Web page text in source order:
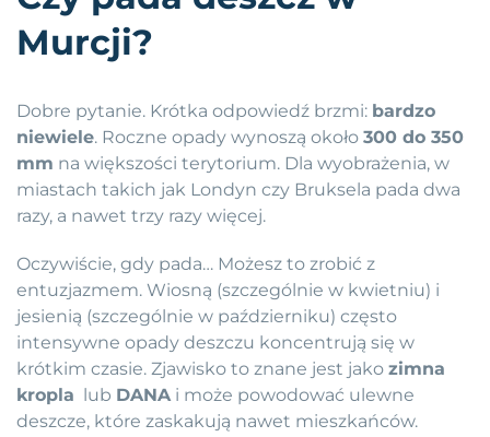
Murcji?
Dobre pytanie. Krótka odpowiedź brzmi: bardzo
niewiele. Roczne opady wynoszą około 300 do 350
mm na większości terytorium. Dla wyobrażenia, w
miastach takich jak Londyn czy Bruksela pada dwa
razy, a nawet trzy razy więcej.
Oczywiście, gdy pada… Możesz to zrobić z
entuzjazmem. Wiosną (szczególnie w kwietniu) i
jesienią (szczególnie w październiku) często
intensywne opady deszczu koncentrują się w
krótkim czasie. Zjawisko to znane jest jako zimna
kropla lub DANAi może powodować ulewne
deszcze, które zaskakują nawet mieszkańców.